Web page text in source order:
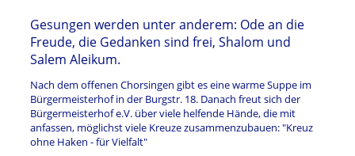
Gesungen werden unter anderem: Ode an die
Freude, die Gedanken sind frei, Shalom und
Salem Aleikum.
Nach dem offenen Chorsingen gibt es eine warme Suppe im
Bürgermeisterhof in der Burgstr. 18. Danach freut sich der
Bürgermeisterhof e.V. über viele helfende Hände, die mit
anfassen, möglichst viele Kreuze zusammenzubauen: "Kreuz
ohne Haken - für Vielfalt"